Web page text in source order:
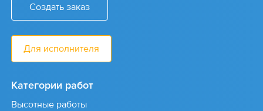
Создать заказ
Для исполнителя
Категории работ
Высотные работы